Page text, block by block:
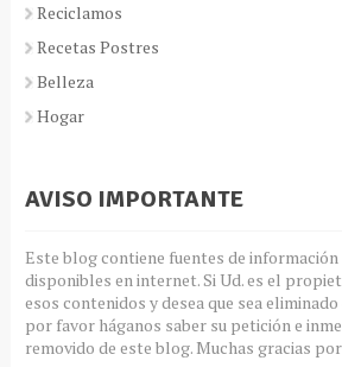
Reciclamos
Recetas Postres
Belleza
Hogar
AVISO IMPORTANTE
Este blog contiene fuentes de
disponibles en internet. Si Ud. es el
esos contenidos y desea que sea
por favor háganos saber su petición e
removido de este blog. Muchas gracias